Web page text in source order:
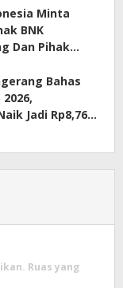
Minta
BNK
Dan Pihak
Jam Bahas
Jadi Rp8,76
Ruas yang